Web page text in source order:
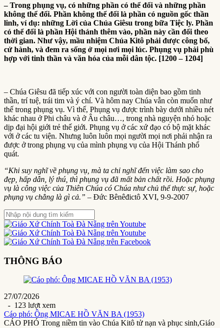
– Trong phụng vụ, có những phần có thể đổi và những phần
không thể đổi. Phần không thể đổi là phần có nguồn gốc thần
linh, ví dụ: những Lời của Chúa Giêsu trong bữa Tiệc ly. Phần
có thể đổi là phần Hội thánh thêm vào, phần này cần đổi theo
thời gian. Như vậy, mầu nhiệm Chúa Kitô phải được công bố,
cử hành, và đem ra sống ở mọi nơi mọi lúc. Phụng vụ phải phù
hợp với tinh thần và văn hóa của mỗi dân tộc. [1200 – 1204]
– Chúa Giêsu đã tiếp xúc với con người toàn diện bao gồm tinh
thần, trí tuệ, trái tim và ý chí. Và hôm nay Chúa vẫn còn muốn như
thế trong phụng vụ. Vì thế, Phụng vụ được trình bày dưới nhiều nét
khác nhau ở Phi châu và ở Âu châu…, trong nhà nguyện nhỏ hoặc
dịp đại hội giới trẻ thế giới. Phụng vụ ở các xứ đạo có bộ mặt khác
với ở các tu viện. Nhưng luôn luôn mọi người mọi nơi phải nhận ra
được ở trong phụng vụ của mình phụng vụ của Hội Thánh phổ
quát.
“Khi suy nghĩ về phụng vụ, mà ta chỉ nghĩ đến việc làm sao cho
đẹp, hấp dẫn, lý thú, thì phụng vụ đã mất bản chất rồi. Hoặc phụng
vụ là công việc của Thiên Chúa có Chúa như chủ thể thực sự, hoặc
phụng vụ chẳng là gì cả.” – Đức Bênêđictô XVI, 9-9-2007
THÔNG BÁO
27/07/2026
- 123 lượt xem
Cáo phó: Ông MICAE HỒ VĂN BA (1953)
CÁO PHÓ Trong niềm tin vào Chúa Kitô tử nạn và phục sinh,Giáo